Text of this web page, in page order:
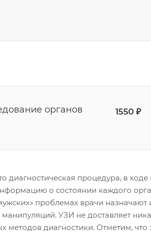
органов
1550 ₽
диагностическая процедура, в
о состоянии каждого
проблемах врачи назначают
УЗИ не доставляет
диагностики. Отметим, что